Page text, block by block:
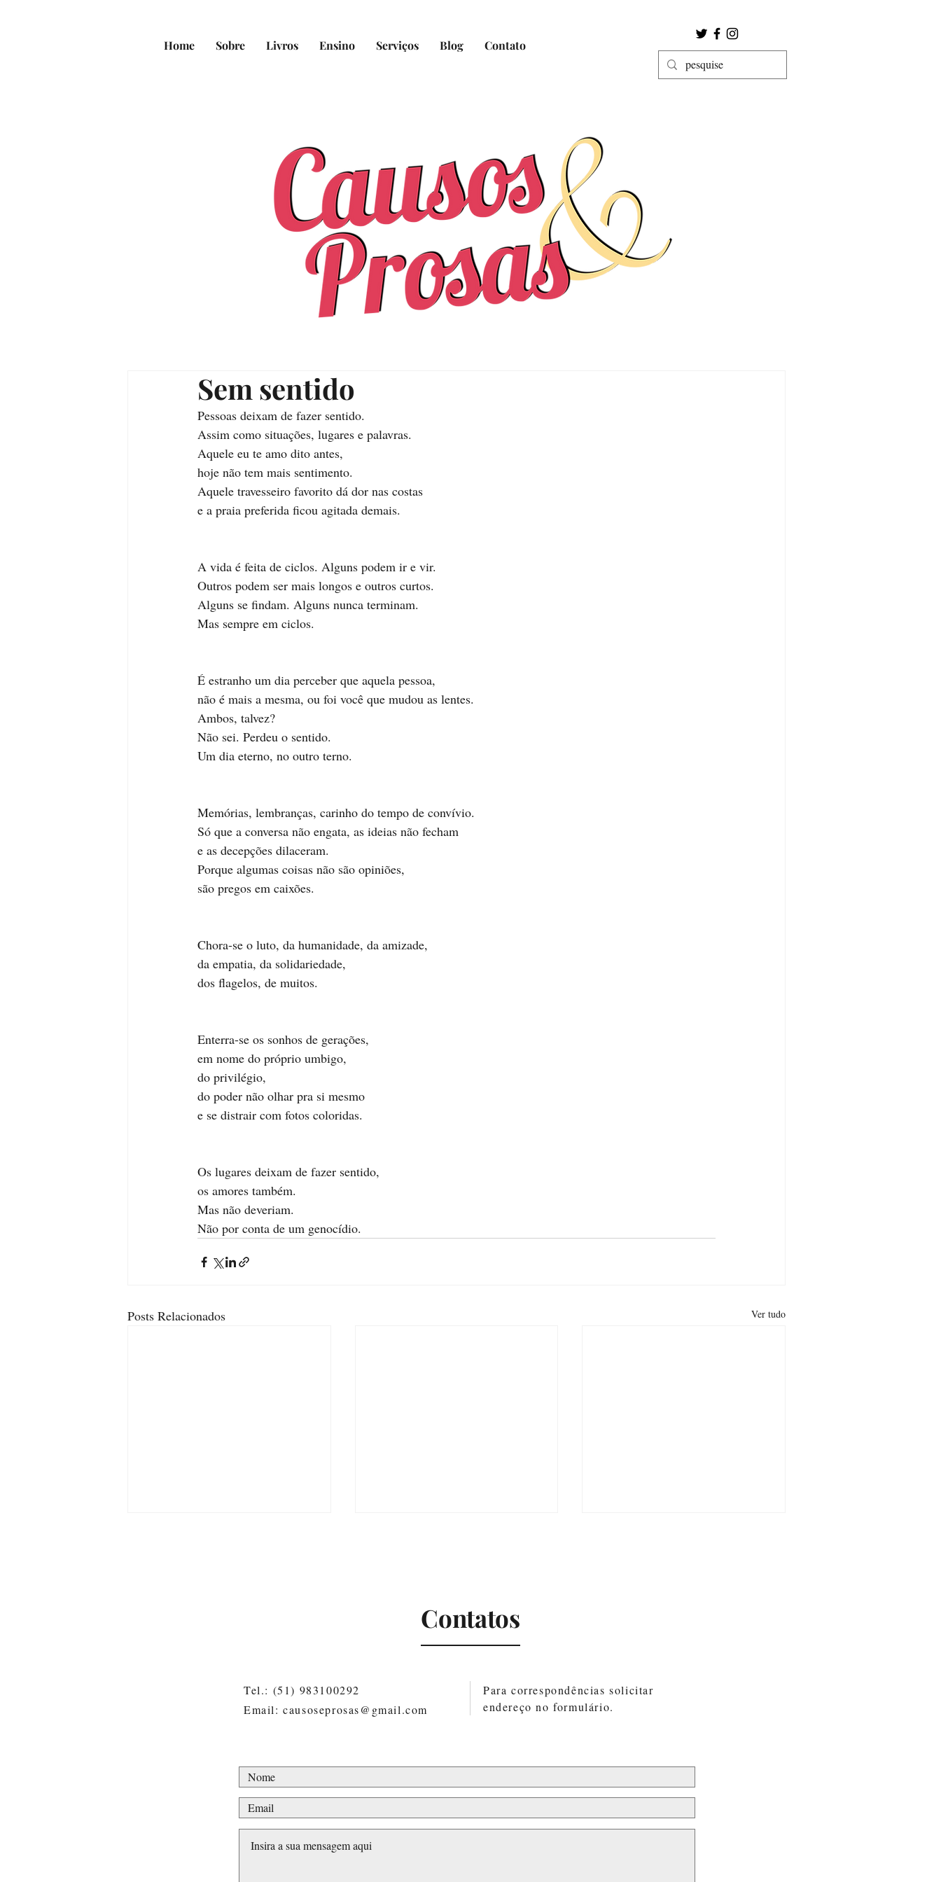
Home Sobre Livros Ensino Serviços Blog Contato
Sem sentido
Pessoas deixam de fazer sentido.
Assim como situações, lugares e palavras.
Aquele eu te amo dito antes,
hoje não tem mais sentimento.
Aquele travesseiro favorito dá dor nas costas
e a praia preferida ficou agitada demais.
A vida é feita de ciclos. Alguns podem ir e vir.
Outros podem ser mais longos e outros curtos.
Alguns se findam. Alguns nunca terminam.
Mas sempre em ciclos.
É estranho um dia perceber que aquela pessoa,
não é mais a mesma, ou foi você que mudou as lentes.
Ambos, talvez?
Não sei. Perdeu o sentido.
Um dia eterno, no outro terno.
Memórias, lembranças, carinho do tempo de convívio.
Só que a conversa não engata, as ideias não fecham
e as decepções dilaceram.
Porque algumas coisas não são opiniões,
são pregos em caixões.
Chora-se o luto, da humanidade, da amizade,
da empatia, da solidariedade,
dos flagelos, de muitos.
Enterra-se os sonhos de gerações,
em nome do próprio umbigo,
do privilégio,
do poder não olhar pra si mesmo
e se distrair com fotos coloridas.
Os lugares deixam de fazer sentido,
os amores também.
Mas não deveriam.
Não por conta de um genocídio.
Posts Relacionados Ver tudo
Nunca deixou de estar aqui
Contatos
Tel.: (51) 983100292
Email: causoseprosas@gmail.com
Para correspondências solicitar
endereço no formulário.